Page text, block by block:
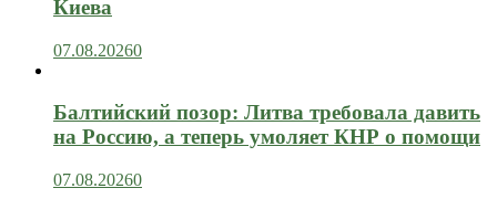
Киева
07.08.20260
Балтийский позор: Литва требовала давить
на Россию, а теперь умоляет КНР о помощи
07.08.20260